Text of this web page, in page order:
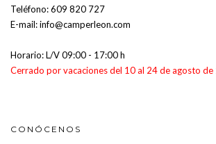
Teléfono:609 820 727
E-mail:info@camperleon.com
Horario: L/V 09:00 - 17:00 h
Cerrado por vacaciones del 10 al 24 de agosto de
CONÓCENOS